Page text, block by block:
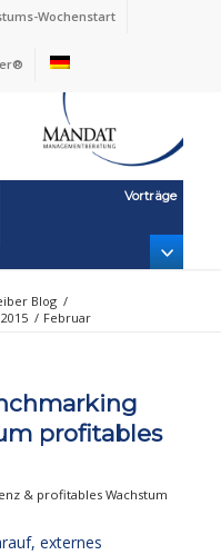
Wochenstart
Vorträge
Blog /
2015 / Februar
profitables
& profitables Wachstum
externes